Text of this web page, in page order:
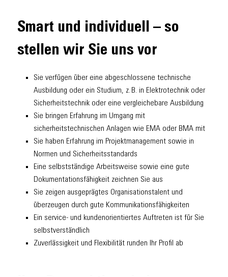
Smart und individuell – so
stellen wir Sie uns vor
Sie verfügen über eine abgeschlossene technische
Ausbildung oder ein Studium, z. B. in Elektrotechnik oder
Sicherheitstechnik oder eine vergleichebare Ausbildung
Sie bringen Erfahrung im Umgang mit
sicherheitstechnischen Anlagen wie EMA oder BMA mit
Sie haben Erfahrung im Projektmanagement sowie in
Normen und Sicherheitsstandards
Eine selbstständige Arbeitsweise sowie eine gute
Dokumentationsfähigkeit zeichnen Sie aus
Sie zeigen ausgeprägtes Organisationstalent und
überzeugen durch gute Kommunikationsfähigkeiten
Ein service- und kundenorientiertes Auftreten ist für Sie
selbstverständlich
Zuverlässigkeit und Flexibilität runden Ihr Profil ab